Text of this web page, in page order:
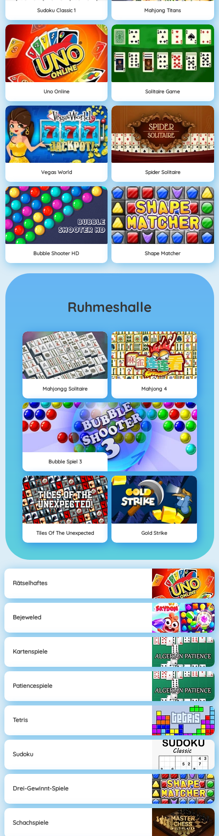
Sudoku Classic 1 Mahjong Titans
Uno Online Solitaire Game
Vegas World Spider Solitaire
Bubble Shooter HD Shape Matcher
Ruhmeshalle
Mahjongg Solitaire Mahjong 4
Bubble Spiel 3
Tiles Of The Unexpected Gold Strike
Rätselhaftes
Bejeweled
Kartenspiele
Patiencespiele
Tetris
Sudoku
Drei-Gewinnt-Spiele
Schachspiele